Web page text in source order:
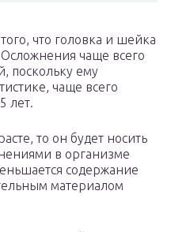
что головка и шейка
чаще всего
поскольку ему
чаще всего
лет.
то он будет носить
в организме
содержание
материалом